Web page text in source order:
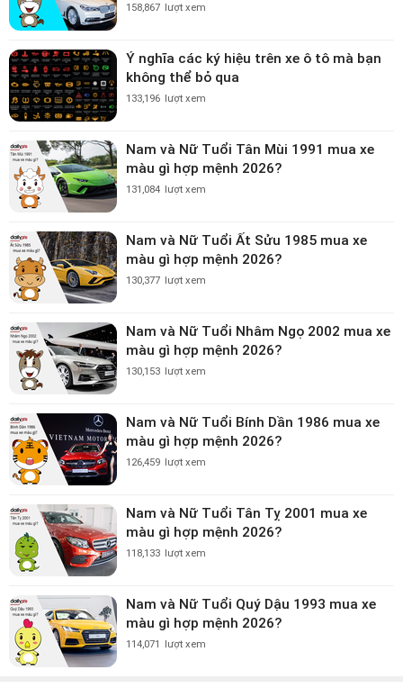
158,867 lượt xem
Ý nghĩa các ký hiệu trên xe ô tô mà bạn
không thể bỏ qua
133,196 lượt xem
Nam và Nữ Tuổi Tân Mùi 1991 mua xe
màu gì hợp mệnh 2026?
131,084 lượt xem
Nam và Nữ Tuổi Ất Sửu 1985 mua xe
màu gì hợp mệnh 2026?
130,377 lượt xem
Nam và Nữ Tuổi Nhâm Ngọ 2002 mua xe
màu gì hợp mệnh 2026?
130,153 lượt xem
Nam và Nữ Tuổi Bính Dần 1986 mua xe
màu gì hợp mệnh 2026?
126,459 lượt xem
Nam và Nữ Tuổi Tân Tỵ 2001 mua xe
màu gì hợp mệnh 2026?
118,133 lượt xem
Nam và Nữ Tuổi Quý Dậu 1993 mua xe
màu gì hợp mệnh 2026?
114,071 lượt xem